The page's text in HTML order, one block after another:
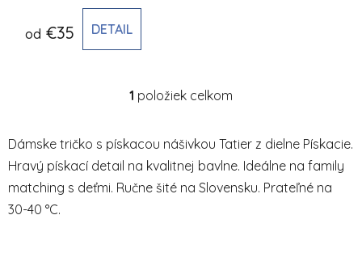
od €35 DETAIL
Ovládacie prvky výpisu
1 položiek celkom
Dámske tričko s pískacou nášivkou Tatier z dielne Pískacie.
Hravý pískací detail na kvalitnej bavlne. Ideálne na family
matching s deťmi. Ručne šité na Slovensku. Prateľné na
30-40 °C.